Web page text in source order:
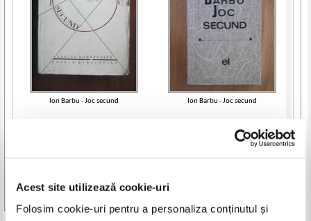
Acest site utilizează cookie-uri
Folosim cookie-uri pentru a personaliza conținutul și
Ion Barbu - Joc secund Ion Barbu - Joc secund
8,40Lei